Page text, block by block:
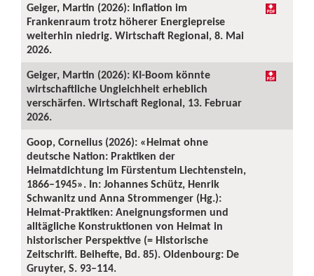
Geiger, Martin (2026): Inflation im
Frankenraum trotz höherer Energiepreise
weiterhin niedrig. Wirtschaft Regional, 8. Mai
2026.
Geiger, Martin (2026): KI-Boom könnte
wirtschaftliche Ungleichheit erheblich
verschärfen. Wirtschaft Regional, 13. Februar
2026.
Goop, Cornelius (2026): «Heimat ohne
deutsche Nation: Praktiken der
Heimatdichtung im Fürstentum Liechtenstein,
1866–1945». In: Johannes Schütz, Henrik
Schwanitz und Anna Strommenger (Hg.):
Heimat-Praktiken: Aneignungsformen und
alltägliche Konstruktionen von Heimat in
historischer Perspektive (= Historische
Zeitschrift. Beihefte, Bd. 85). Oldenbourg: De
Gruyter, S. 93–114.